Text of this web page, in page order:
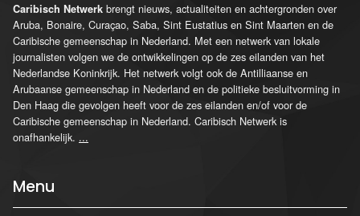
Caribisch Netwerk brengt nieuws, actualiteiten en achtergronden over
Aruba, Bonaire, Curaçao, Saba, Sint Eustatius en Sint Maarten en de
Caribische gemeenschap in Nederland. Met een netwerk van lokale
journalisten volgen we de ontwikkelingen op de zes eilanden van het
Nederlandse Koninkrijk. Het netwerk volgt ook de Antilliaanse en
Arubaanse gemeenschap in Nederland en de politieke besluitvorming in
Den Haag die gevolgen heeft voor de zes eilanden en/of voor de
Caribische gemeenschap in Nederland. Caribisch Netwerk is
onafhankelijk. ...
Menu